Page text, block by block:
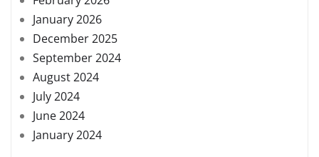
January 2026
December 2025
September 2024
August 2024
July 2024
June 2024
January 2024